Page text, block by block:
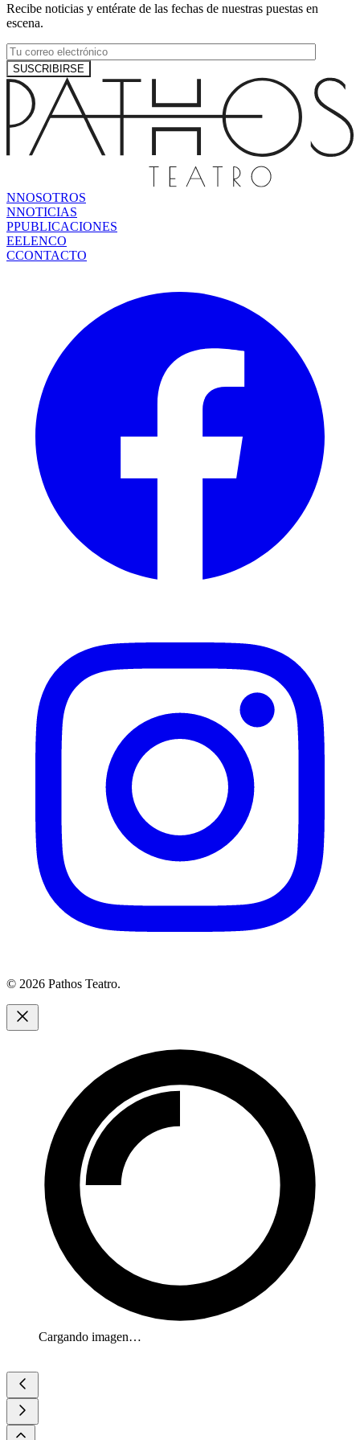
Recibe noticias y entérate de las fechas de nuestras puestas en
escena.
NNOSOTROS
NNOTICIAS
PPUBLICACIONES
EELENCO
CCONTACTO
© 2026 Pathos Teatro.
Cargando imagen…